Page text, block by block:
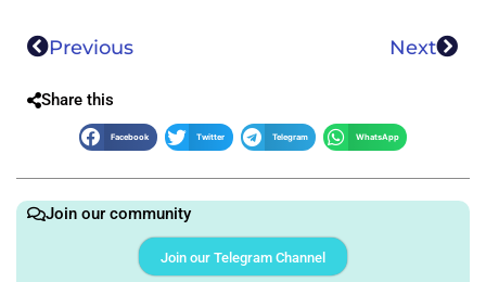
Previous Next
Share this
Facebook Twitter Telegram WhatsApp
Join our community
Join our Telegram Channel